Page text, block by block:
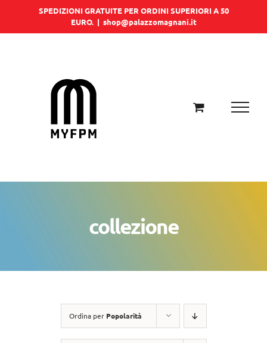
SPEDIZIONI GRATUITE PER ORDINI SUPERIORI A 50
EURO. | shop@palazzomagnani.it
collezione
Ordina per Popolarità